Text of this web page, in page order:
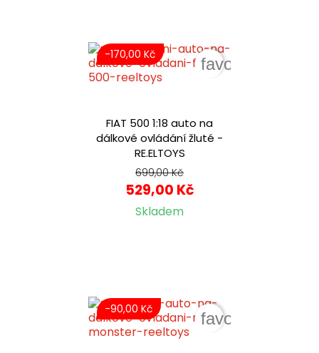
FIAT 500 1:18 auto na
dálkové ovládání žluté -
RE.ELTOYS
699,00 Kč
529,00 Kč
Skladem
-170,00 Kč
favorite_border
-90,00 Kč
favorite_border